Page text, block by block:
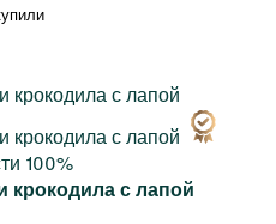
100%
крокодила с лапой